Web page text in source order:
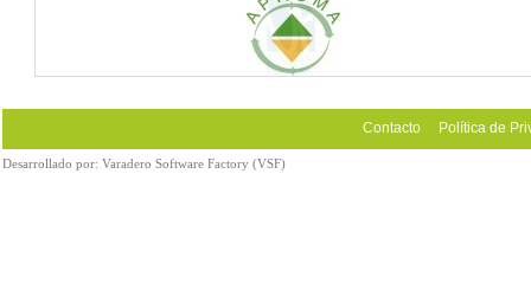
Contacto Política de
Desarrollado por: Varadero Software Factory (VSF)